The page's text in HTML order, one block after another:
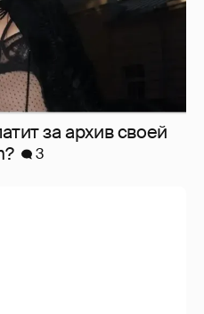
за архив своей
3